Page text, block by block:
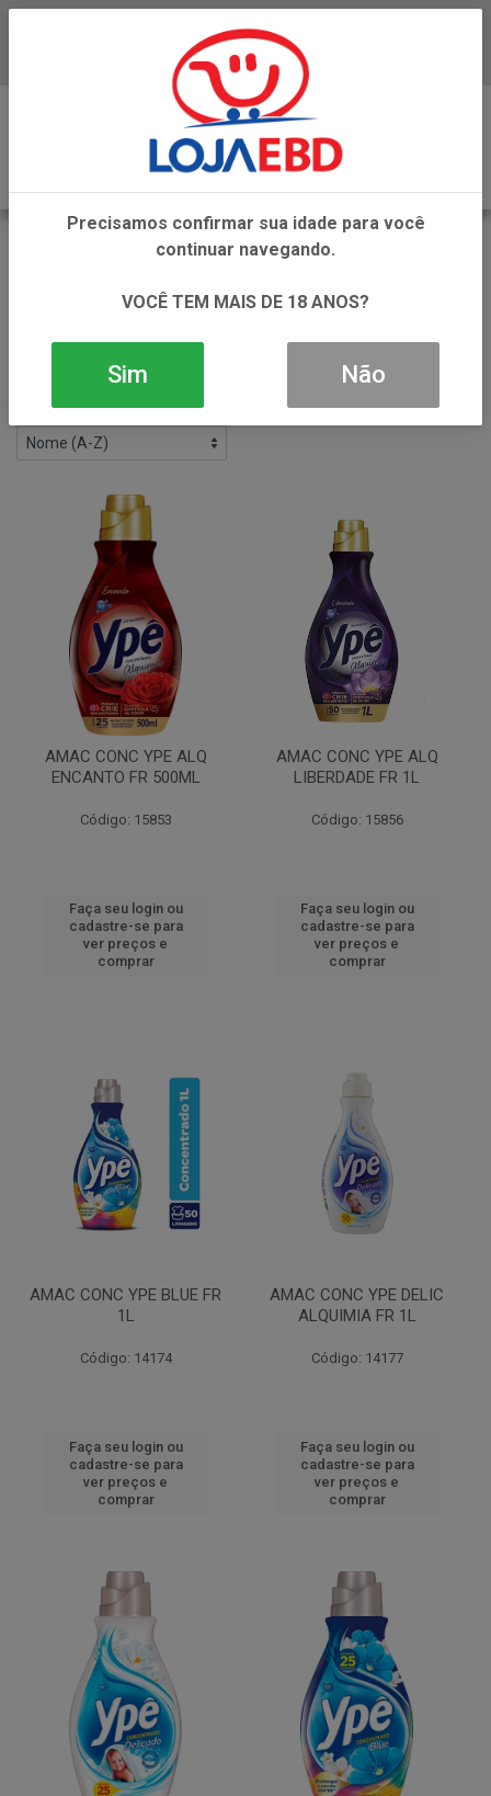
LIMPEZA E CUIDADOS TEXTIL AMACIANTE
LIMPEZA E CUIDADOS TEXTIL AMACIANTE
18 produtos ordenados por:
AMAC CONC YPE ALQ
ENCANTO FR 500ML
Código: 15853
Faça seu login ou
cadastre-se para
ver preços e
comprar
AMAC CONC YPE ALQ
LIBERDADE FR 1L
Código: 15856
Faça seu login ou
cadastre-se para
ver preços e
comprar
AMAC CONC YPE BLUE FR
1L
Código: 14174
Faça seu login ou
cadastre-se para
ver preços e
comprar
AMAC CONC YPE DELIC
ALQUIMIA FR 1L
Código: 14177
Faça seu login ou
cadastre-se para
ver preços e
comprar
Precisamos confirmar sua idade para você
continuar navegando.
VOCÊ TEM MAIS DE 18 ANOS?
Sim Não